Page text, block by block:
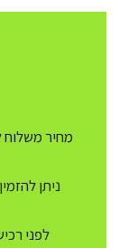
ניתן
לפני